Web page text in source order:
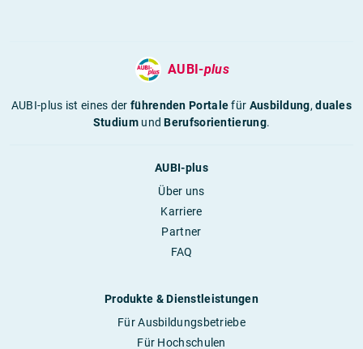
AUBI-plus
AUBI-plus ist eines derführenden Portalefür Ausbildung,duales
StudiumundBerufsorientierung.
AUBI-plus
Über uns
Karriere
Partner
FAQ
Produkte & Dienstleistungen
Für Ausbildungsbetriebe
Für Hochschulen